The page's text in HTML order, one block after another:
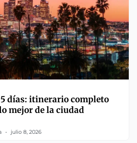
5 días: itinerario completo
mejor de la ciudad
julio 8, 2026